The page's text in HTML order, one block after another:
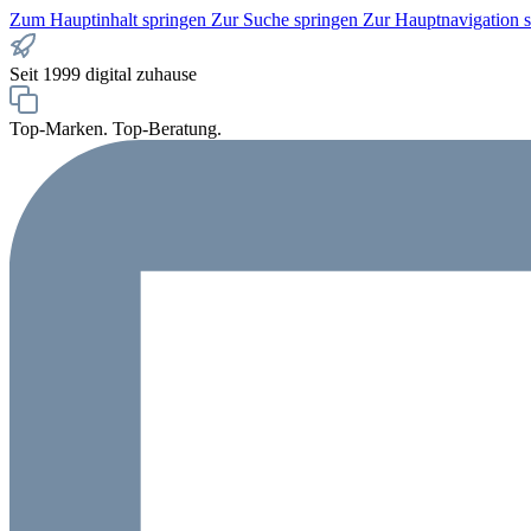
Zum Hauptinhalt springen Zur Suche springen Zur Hauptnavigation
Seit 1999 digital zuhause
Top-Marken. Top-Beratung.